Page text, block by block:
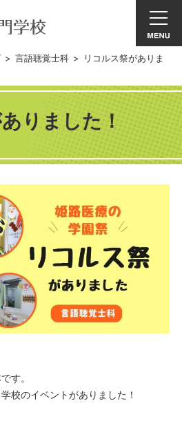
> 言語聴覚士科 >
リコルス祭がありま
りました！
す。
校のイベントがありました！